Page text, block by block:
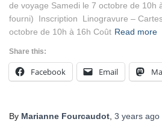
de voyage Samedi le 7 octobre de 10h
fourni) Inscription Linogravure –
octobre de 10h à 16h Coût Read more
Share this:
Facebook Email
By Marianne Fourcaudot, 3 years ago